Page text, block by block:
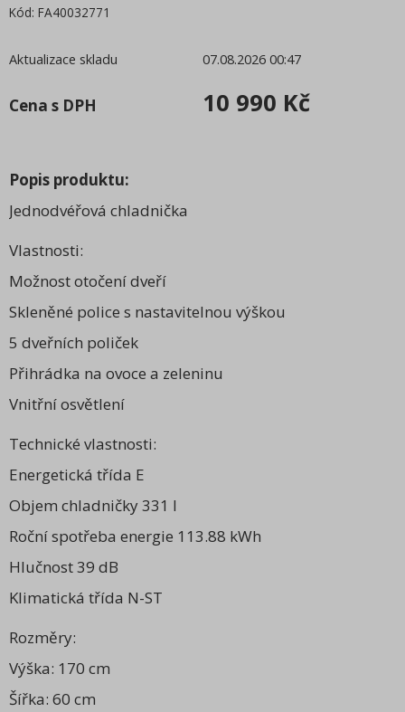
MALÉ SPOTŘEBIČE
Káva
Kód: FA40032771
Aktualizace skladu 07.08.2026 00:47
Cena s DPH 10 990 Kč
Popis produktu:
Jednodvéřová chladnička
Vlastnosti:
Možnost otočení dveří
Skleněné police s nastavitelnou výškou
5 dveřních poliček
Přihrádka na ovoce a zeleninu
Vnitřní osvětlení
Technické vlastnosti:
Energetická třída E
Objem chladničky 331 l
Roční spotřeba energie 113.88 kWh
Hlučnost 39 dB
Klimatická třída N-ST
Rozměry:
Výška: 170 cm
Šířka: 60 cm